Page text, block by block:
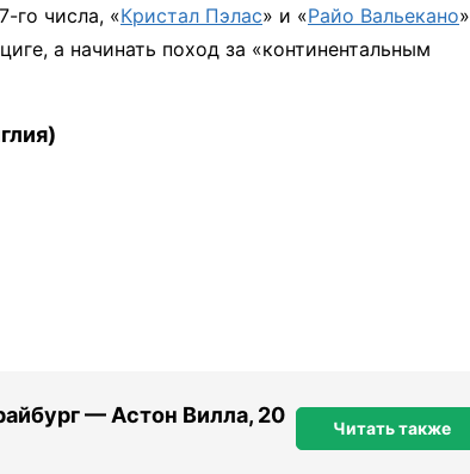
го числа, «Кристал Пэлас» и «Райо Вальекано»
а начинать поход за «континентальным
— Астон Вилла, 20
Читать также